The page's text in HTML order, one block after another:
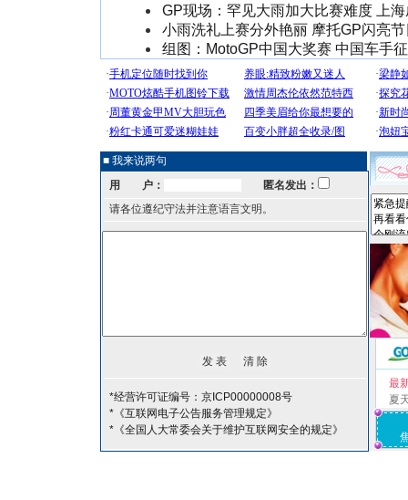
GP现场：罕见大雨加大比赛难度 上
小雨洗礼上赛分外艳丽 摩托GP闪亮
组图：MotoGP中国大奖赛 中国车手
■ 我来说两句
用 户：
匿名发出：
请各位遵纪守法并注意语言文明。
*经营许可证编号：京ICP00000008号
*《互联网电子公告服务管理规定》
*《全国人大常委会关于维护互联网安全的规定》
最
夏